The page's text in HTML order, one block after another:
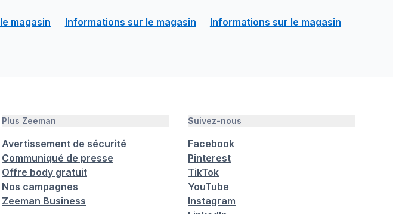
magasin Informations sur le magasin Informations sur le magasin
Plus Zeeman
Avertissement de sécurité
Communiqué de presse
Offre body gratuit
Nos campagnes
Zeeman Business
Suivez-nous
Facebook
Pinterest
TikTok
YouTube
Instagram